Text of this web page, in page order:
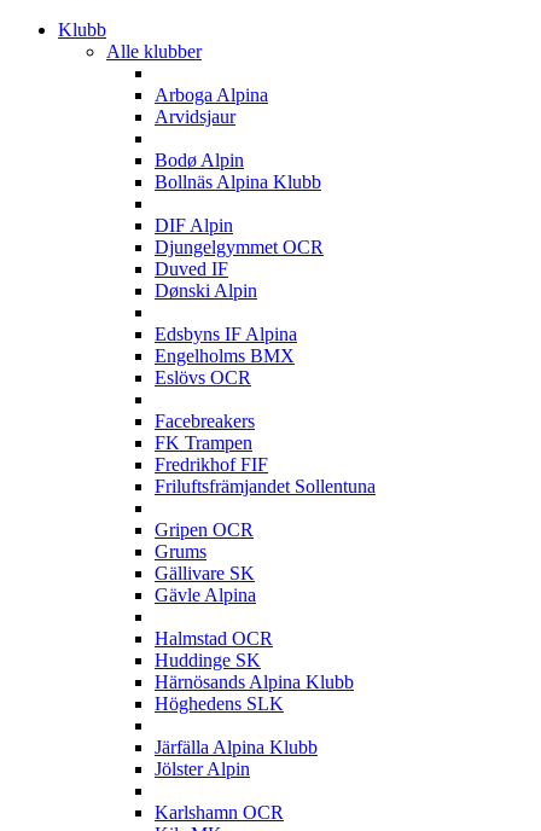
Klubb
Alle klubber
Arboga Alpina
Arvidsjaur
Bodø Alpin
Bollnäs Alpina Klubb
DIF Alpin
Djungelgymmet OCR
Duved IF
Dønski Alpin
Edsbyns IF Alpina
Engelholms BMX
Eslövs OCR
Facebreakers
FK Trampen
Fredrikhof FIF
Friluftsfrämjandet Sollentuna
Gripen OCR
Grums
Gällivare SK
Gävle Alpina
Halmstad OCR
Huddinge SK
Härnösands Alpina Klubb
Höghedens SLK
Järfälla Alpina Klubb
Jölster Alpin
Karlshamn OCR